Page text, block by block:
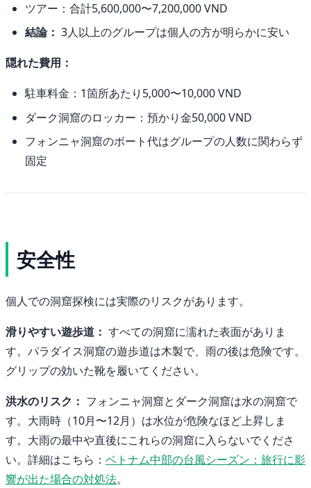
ツアー：合計5,600,000〜7,200,000 VND
結論： 3人以上のグループは個人の方が明らかに安い
隠れた費用：
駐車料金：1箇所あたり5,000〜10,000 VND
ダーク洞窟のロッカー：預かり金50,000 VND
フォンニャ洞窟のボート代はグループの人数に関わらず
固定
安全性
個人での洞窟探検には実際のリスクがあります。
滑りやすい遊歩道： すべての洞窟に濡れた表面がありま
す。パラダイス洞窟の遊歩道は木製で、雨の後は危険です。
グリップの効いた靴を履いてください。
洪水のリスク： フォンニャ洞窟とダーク洞窟は水の洞窟で
す。大雨時（10月〜12月）は水位が危険なほど上昇しま
す。大雨の最中や直後にこれらの洞窟に入らないでくださ
い。詳細はこちら： ベトナム中部の台風シーズン：旅行に影
響が出た場合の対処法。